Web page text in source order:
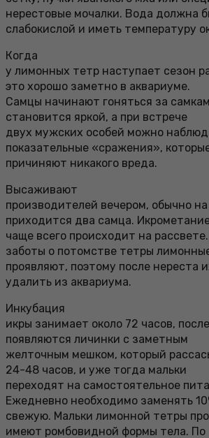
нерестовые мочалки. Вода должна
слабокислой и иметь температуру
Когда
у лимонных тетр наступает сезон
это хорошо заметно в аквариуме.
Самцы начинают гоняться за
становится яркой, а при встрече
двух мужских особей можно
показательные «сражения»,
причиняют никакого вреда.
Высаживают
производителей вечером, обычно
приходится два самца.
чаще всего происходит на
заботы о потомстве тетры
проявляют, поэтому после нереста
удалить из аквариума.
Инкубация
икры занимает около 72 часов,
появляются личинки с заметным
желточным мешком, который
24-48 часов, и уже тогда мальки
переходят на самостоятельное
Ежедневно необходимо заменять
свежую. Мальки лимонной тетры
имеют ромбовидной формы тела. По